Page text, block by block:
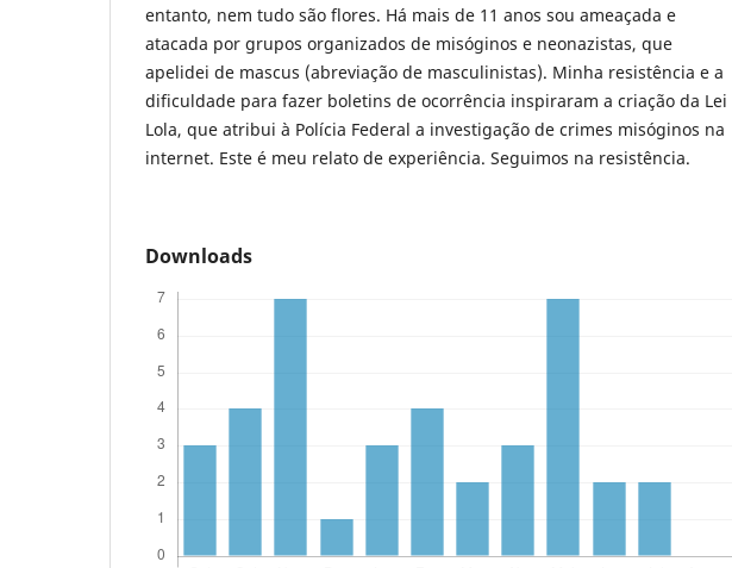
entanto, nem tudo são flores. Há mais de 11 anos sou ameaçada e
atacada por grupos organizados de misóginos e neonazistas, que
apelidei de mascus (abreviação de masculinistas). Minha resistência e a
dificuldade para fazer boletins de ocorrência inspiraram a criação da Lei
Lola, que atribui à Polícia Federal a investigação de crimes misóginos na
internet. Este é meu relato de experiência. Seguimos na resistência.
Downloads